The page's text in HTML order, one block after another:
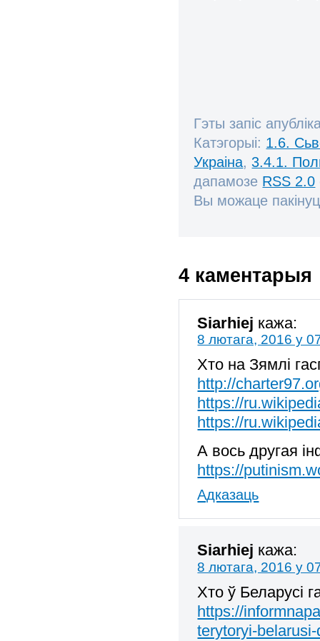
Гэты запіс
Катэгорыі: 1.6.
Украіна, 3.4.1.
дапамозе RSS 2.0
Вы можаце
4 каментарыя
Siarhiej кажа:
8 лютага, 2016 у
Хто на Зямлі
http://
https://
https://
А вось другая
https://
Адказаць
Siarhiej кажа:
8 лютага, 2016 у
Хто ў Беларусі
https://
terytoryi-